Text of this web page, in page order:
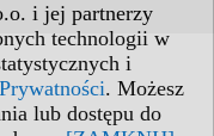
i jej partnerzy
technologii w
i
. Możesz
lub dostępu do